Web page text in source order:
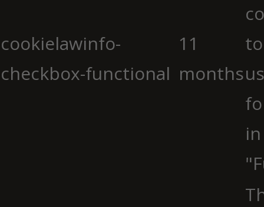
cookielawinfo-
checkbox-functional
11
months